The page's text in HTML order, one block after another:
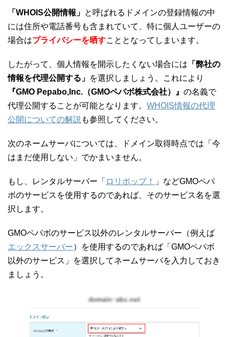
「WHOIS公開情報」 と呼ばれるドメインの登録情報の中
には住所や電話番号も含まれていて、特に個人ユーザーの
場合はプライバシーを晒すこととなってしまいます。
したがって、個人情報を開示したくない場合には 「弊社の
情報を代理公開する」 を選択しましょう。これにより
『GMO Pepabo,Inc.（GMOペパボ株式会社）』 の名義で
代理公開することが可能となります。 WHOIS情報の代理
公開についての解説も参照してください。
次のネームサーバについては、ドメイン取得時点では「今
はまだ使用しない」でかまいません。
もし、レンタルサーバー「 ロリポップ！
」などGMOペパ
ボのサービスを使用するのであれば、そのサービス名を選
択します。
GMOペパボのサービス以外のレンタルサーバー（例えば
エックスサーバー）を使用するのであれば「GMOペパボ
以外のサービス」を選択してネームサーバを入力しておき
ましょう。